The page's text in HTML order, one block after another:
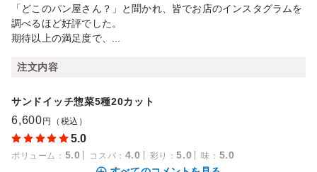
「どこのパン屋さん？」と聞かれ、皆でお店のインスタグラムを
調べるほど好評でした。
期待以上の満足度で、...
注文内容
サンドイッチ惣菜5種20カット
6,600 円（税込）
5.0
ボリューム ： 5.0 コスパ ： 4.0 彩り ：5.0 味 ： 5.0